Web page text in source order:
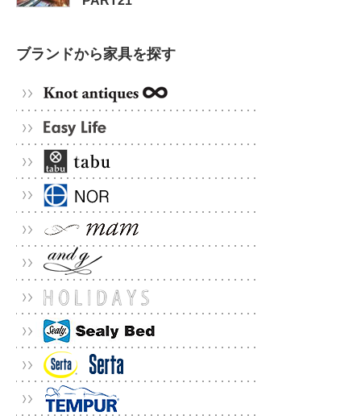
ブランドから家具を探す